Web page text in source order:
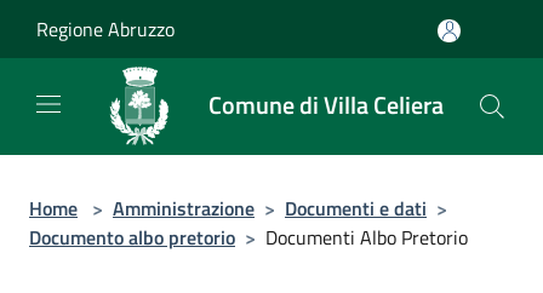
Regione Abruzzo
Comune di Villa Celiera
Home > Amministrazione > Documenti e dati >
Documento albo pretorio > Documenti Albo Pretorio